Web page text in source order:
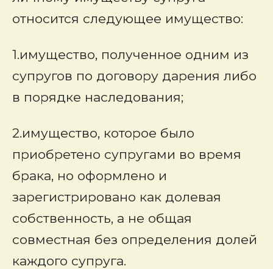
относится следующее имущество:
1.имущество, полученное одним из
супругов по договору дарения либо
в порядке наследования;
2.имущество, которое было
приобретено супругами во время
брака, но оформлено и
зарегистрировано как долевая
собственность, а не общая
совместная без определения долей
каждого супруга.